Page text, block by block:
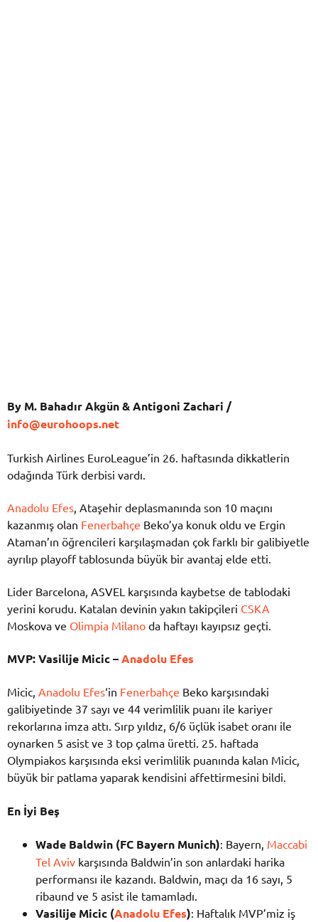
By M. Bahadır Akgün & Antigoni Zachari /
info@eurohoops.net
Turkish Airlines EuroLeague’in 26. haftasında dikkatlerin
odağında Türk derbisi vardı.
Anadolu Efes , Ataşehir deplasmanında son 10 maçını
kazanmış olan Fenerbahçe Beko’ya konuk oldu ve Ergin
Ataman’ın öğrencileri karşılaşmadan çok farklı bir galibiyetle
ayrılıp playoff tablosunda büyük bir avantaj elde etti.
Lider Barcelona, ASVEL karşısında kaybetse de tablodaki
yerini korudu. Katalan devinin yakın takipçileri CSKA
Moskova ve Olimpia Milano da haftayı kayıpsız geçti.
MVP: Vasilije Micic –Anadolu Efes
Micic, Anadolu Efes‘in Fenerbahçe Beko karşısındaki
galibiyetinde 37 sayı ve 44 verimlilik puanı ile kariyer
rekorlarına imza attı. Sırp yıldız, 6/6 üçlük isabet oranı ile
oynarken 5 asist ve 3 top çalma üretti. 25. haftada
Olympiakos karşısında eksi verimlilik puanında kalan Micic,
büyük bir patlama yaparak kendisini affettirmesini bildi.
En İyi Beş
Wade Baldwin (FC Bayern Munich): Bayern, Maccabi
Tel Aviv karşısında Baldwin’in son anlardaki harika
performansı ile kazandı. Baldwin, maçı da 16 sayı, 5
ribaund ve 5 asist ile tamamladı.
Vasilije Micic (Anadolu Efes): Haftalık MVP’miz iş